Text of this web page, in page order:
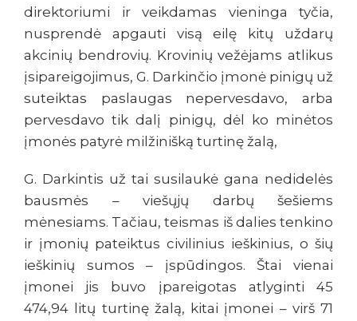
direktoriumi ir veikdamas vieninga tyčia,
nusprendė apgauti visą eilę kitų uždarų
akcinių bendrovių. Krovinių vežėjams atlikus
įsipareigojimus, G. Darkinčio įmonė pinigų už
suteiktas paslaugas nepervesdavo, arba
pervesdavo tik dalį pinigų, dėl ko minėtos
įmonės patyrė milžinišką turtinę žalą,
G. Darkintis už tai susilaukė gana nedidelės
bausmės – viešųjų darbų šešiems
mėnesiams. Tačiau, teismas iš dalies tenkino
ir įmonių pateiktus civilinius ieškinius, o šių
ieškinių sumos – įspūdingos. Štai vienai
įmonei jis buvo įpareigotas atlyginti 45
474,94 litų turtinę žalą, kitai įmonei – virš 71